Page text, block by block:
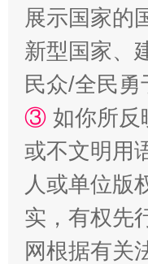
漫山遍野的桃花与雪
展示国家的
新型国家、
民众/全民
③ 如你所反
或不文明用
人或单位版
实，有权先
网根据有关